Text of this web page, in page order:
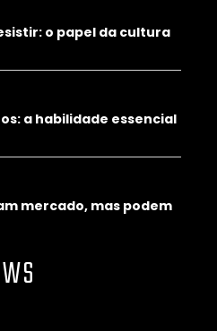
o papel da cultura
a habilidade essencial
mercado, mas podem